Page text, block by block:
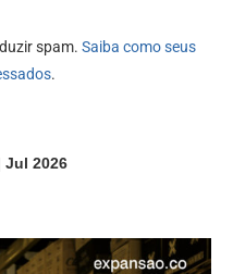
spam. Saiba como seus
.
Jul 2026